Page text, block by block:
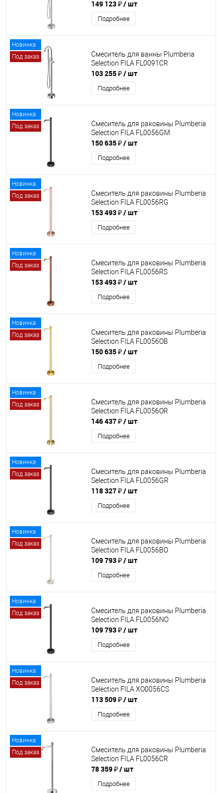
149 123 ₽/ шт
Подробнее
Новинка
Под заказ
Смеситель для ванны Plumberia
Selection FILA FL0091CR
103 255 ₽/ шт
Подробнее
Новинка
Под заказ
Смеситель для раковины Plumberia
Selection FILA FL0056GM
150 635 ₽/ шт
Подробнее
Новинка
Под заказ
Смеситель для раковины Plumberia
Selection FILA FL0056RG
153 493 ₽/ шт
Подробнее
Новинка
Под заказ
Смеситель для раковины Plumberia
Selection FILA FL0056RS
153 493 ₽/ шт
Подробнее
Новинка
Под заказ
Смеситель для раковины Plumberia
Selection FILA FL0056OB
150 635 ₽/ шт
Подробнее
Новинка
Под заказ
Смеситель для раковины Plumberia
Selection FILA FL0056OR
146 437 ₽/ шт
Подробнее
Новинка
Под заказ
Смеситель для раковины Plumberia
Selection FILA FL0056GR
118 327 ₽/ шт
Подробнее
Новинка
Под заказ
Смеситель для раковины Plumberia
Selection FILA FL0056BO
109 793 ₽/ шт
Подробнее
Новинка
Под заказ
Смеситель для раковины Plumberia
Selection FILA FL0056NO
109 793 ₽/ шт
Подробнее
Новинка
Под заказ
Смеситель для раковины Plumberia
Selection FILA XO0056CS
113 509 ₽/ шт
Подробнее
Новинка
Под заказ
Смеситель для раковины Plumberia
Selection FILA FL0056CR
78 359 ₽/ шт
Подробнее